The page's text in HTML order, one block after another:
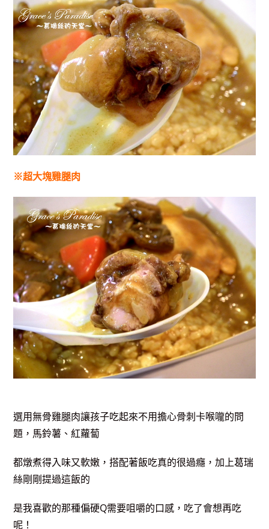
※超大塊雞腿肉
選用無骨雞腿肉讓孩子吃起來不用擔心骨刺卡喉嚨的問
題，馬鈴薯、紅蘿蔔
都燉煮得入味又軟嫩，搭配著飯吃真的很過癮，加上葛瑞
絲剛剛提過這飯的
是我喜歡的那種偏硬Q需要咀嚼的口感，吃了會想再吃
呢 ！